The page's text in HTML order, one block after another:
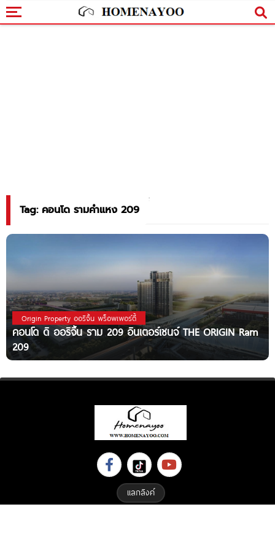
Tag: คอนโด รามคำแหง 209
Origin Property ออริจิ้น พร็อพเพอร์ตี้
คอนโด ดิ ออริจิ้น ราม 209 อินเตอร์เชนจ์ THE ORIGIN Ram
209
แลกลิงค์